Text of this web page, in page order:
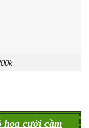
hoa cưới cầm